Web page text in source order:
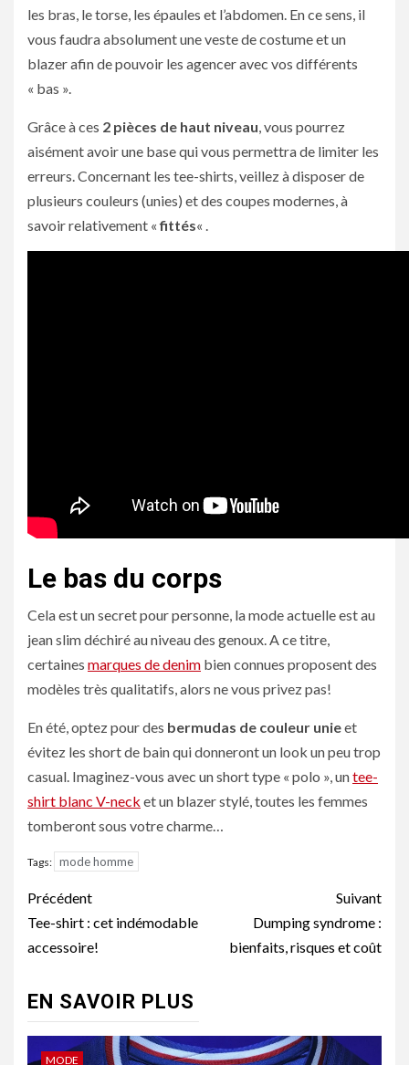
les bras, le torse, les épaules et l’abdomen. En ce sens, il
vous faudra absolument une veste de costume et un
blazer afin de pouvoir les agencer avec vos différents
« bas ».
Grâce à ces 2 pièces de haut niveau, vous pourrez
aisément avoir une base qui vous permettra de limiter les
erreurs. Concernant les tee-shirts, veillez à disposer de
plusieurs couleurs (unies) et des coupes modernes, à
savoir relativement «fittés« .
Le bas du corps
Cela est un secret pour personne, la mode actuelle est au
jean slim déchiré au niveau des genoux. A ce titre,
certaines marques de denim bien connues proposent des
modèles très qualitatifs, alors ne vous privez pas!
En été, optez pour des bermudas de couleur unieet
évitez les short de bain qui donneront un look un peu trop
casual. Imaginez-vous avec un short type « polo », untee-
shirt blanc V-neck et un blazer stylé, toutes les femmes
tomberont sous votre charme…
Tags: mode homme
Navigation
d’article
Précédent
Tee-shirt : cet indémodable
accessoire!
Suivant
Dumping syndrome :
bienfaits, risques et coût
EN SAVOIR PLUS
MODE